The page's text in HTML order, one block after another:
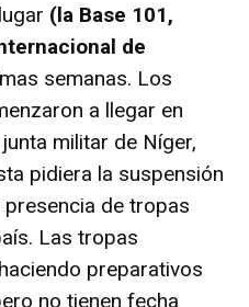
(la Base 101,
de
semanas. Los
a llegar en
militar de Níger,
pidiera la suspensión
de tropas
Las tropas
preparativos
no tienen fecha